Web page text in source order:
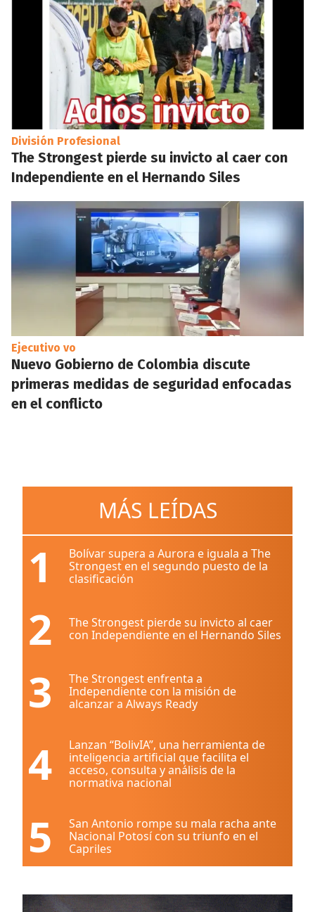
División Profesional
The Strongest pierde su invicto al caer con
Independiente en el Hernando Siles
Ejecutivo vo
Nuevo Gobierno de Colombia discute
primeras medidas de seguridad enfocadas
en el conflicto
MÁS LEÍDAS
1
Bolívar supera a Aurora e iguala a The
Strongest en el segundo puesto de la
clasificación
2
The Strongest pierde su invicto al caer
con Independiente en el Hernando Siles
3
The Strongest enfrenta a
Independiente con la misión de
alcanzar a Always Ready
4
Lanzan “BolivIA”, una herramienta de
inteligencia artificial que facilita el
acceso, consulta y análisis de la
normativa nacional
5
San Antonio rompe su mala racha ante
Nacional Potosí con su triunfo en el
Capriles